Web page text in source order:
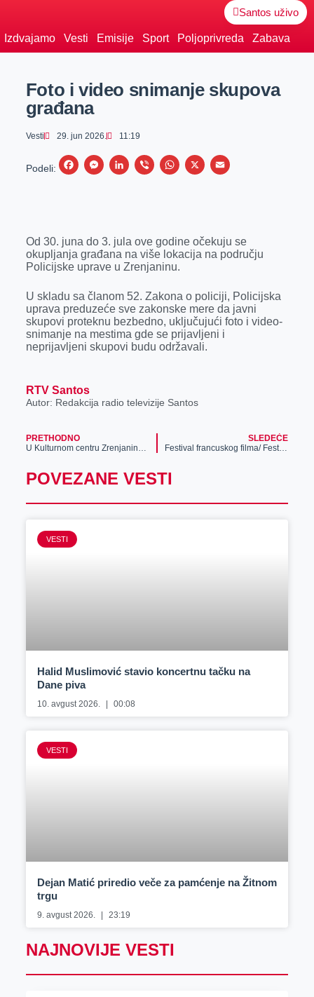
Santos uživo
Izdvajamo Vesti Emisije Sport Poljoprivreda Zabava
Foto i video snimanje skupova
građana
Vesti 29. jun 2026. 11:19
Podeli:
F
b
o
k
M
e
n
e
r
L
e
d
n
V
r
W
s
p
X
E
l
Od 30. juna do 3. jula ove godine očekuju se
okupljanja građana na više lokacija na području
Policijske uprave u Zrenjaninu.
U skladu sa članom 52. Zakona o policiji, Policijska
uprava preduzeće sve zakonske mere da javni
skupovi proteknu bezbedno, uključujući foto i video-
snimanje na mestima gde se prijavljeni i
neprijavljeni skupovi budu održavali.
RTV Santos
Autor: Redakcija radio televizije Santos
PRETHODNO
U Kulturnom centru Zrenjanina otvorena godišnja izložba Luča ateljea „Putovanje u zemlju izlazećeg Sunca“
SLEDEĆE
Festival francuskog filma/ Festival du film français
POVEZANE VESTI
VESTI
Halid Muslimović stavio koncertnu tačku na
Dane piva
10. avgust 2026. 00:08
VESTI
Dejan Matić priredio veče za pamćenje na Žitnom
trgu
9. avgust 2026. 23:19
NAJNOVIJE VESTI